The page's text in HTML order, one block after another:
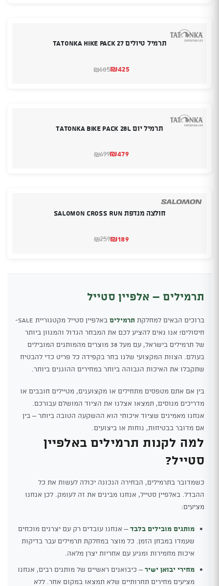
תרמיל טיולים TATONKA HIKE PACK 27
₪685
המחיר₪425
המחיר
תרמיל יום Tatonka Bike Pack 28L
₪699
המחיר₪479
המחיר
חולצה מנדפת SALOMON CROSS RUN
₪259
המחיר₪189
המחיר
תרמילים – אלפיין סטייל
ברוכים הבאים למחלקת תרמילים
באלפיין סטייל מקטגוריית SALE-
חיסולים! אנו גאים להציע לכם את המבחר הגדול והמגוון ביותר
של תרמילים בישראל, עם מעל 38 מוצרים מהמותגים המובילים
בעולם. הצוות המקצועי שלנו בחר בקפידה כל פריט כדי להבטיח
שתקבלו את האיכות הגבוהה ביותר במחירים ההוגנים ביותר.
בין אם אתם מטפסים מתחילים או מקצוענים, מטיילים חובבים או
מדריכים מנוסים, תמצאו אצלנו את הציוד המושלם עבורכם.
אנחנו מאמינים שציוד איכותי הוא ההשקעה הטובה ביותר – בין
אם מדובר בבטיחות, נוחות או ביצועים.
למה לקנות תרמילים באלפיין
סטייל?
כשמדובר בתרמילים, הבחירה הנכונה יכולה לעשות את כל
ההבדל. באלפיין סטייל, אנחנו מבינים את זה לעומק. לכן אנחנו
מציעים:
מותגים מובילים בלבד– אנחנו עובדים רק עם יצרנים מוכחים
שעמדו במבחן הזמן. כל מוצר במחלקת תרמילים עבר בדיקות
איכות מחמירות ומגיע עם אחריות יצרן מלאה.
מחירי יבואן ישיר– כיבואנים ראשיים של מותגים רבים, אנחנו
מציעים מחירים תחרותיים שלא תמצאו במקום אחר. ללא